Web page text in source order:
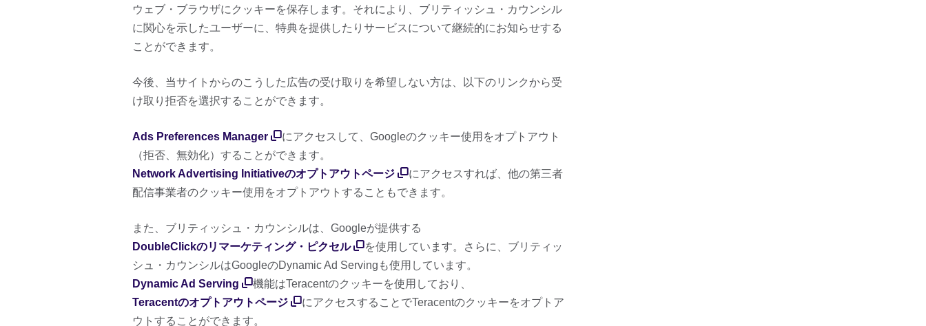
ウェブ・ブラウザにクッキーを保存します。それにより、ブリティッシュ・カウンシル
に関心を示したユーザーに、特典を提供したりサービスについて継続的にお知らせする
ことができます。
今後、当サイトからのこうした広告の受け取りを希望しない方は、以下のリンクから受
け取り拒否を選択することができます。
Ads Preferences Manager
にアクセスして、Googleのクッキー使用をオプトアウト
（拒否、無効化）することができます。
Network Advertising Initiativeのオプトアウトページ
にアクセスすれば、他の第三者
配信事業者のクッキー使用をオプトアウトすることもできます。
また、ブリティッシュ・カウンシルは、Googleが提供する
DoubleClickのリマーケティング・ピクセル
を使用しています。さらに、ブリティッ
シュ・カウンシルはGoogleのDynamic Ad Servingも使用しています。
Dynamic Ad Serving
機能はTeracentのクッキーを使用しており、
Teracentのオプトアウトページ
にアクセスすることでTeracentのクッキーをオプトア
ウトすることができます。